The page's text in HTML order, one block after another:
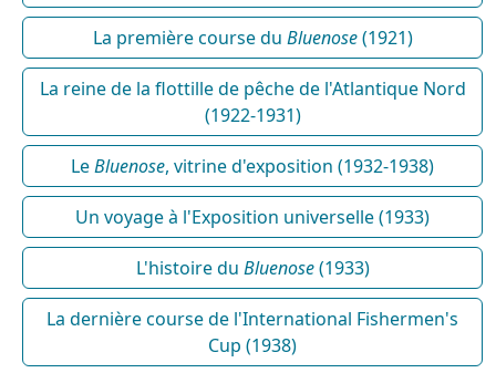
La première course du Bluenose(1921)
La reine de la flottille de pêche de l'Atlantique Nord
(1922-1931)
LeBluenose, vitrine d'exposition (1932-1938)
Un voyage à l'Exposition universelle (1933)
L'histoire du Bluenose(1933)
La dernière course de l'International Fishermen's
Cup (1938)